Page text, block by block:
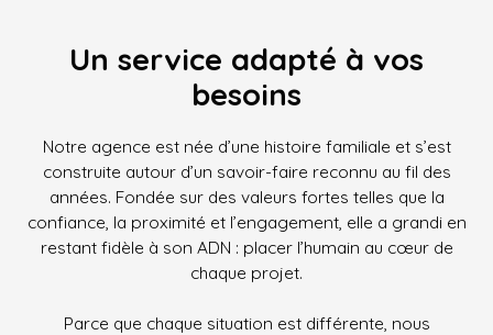
Un service adapté à vos
besoins
Notre agence est née d’une histoire familiale et s’est
construite autour d’un savoir-faire reconnu au fil des
années. Fondée sur des valeurs fortes telles que la
confiance, la proximité et l’engagement, elle a grandi en
restant fidèle à son ADN : placer l’humain au cœur de
chaque projet.
Parce que chaque situation est différente, nous